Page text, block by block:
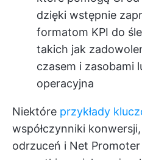
dzięki wstępnie
formatom KPI do
takich jak
czasem i zasobami
operacyjna
Niektóre przykłady
współczynniki
odrzuceń i Net